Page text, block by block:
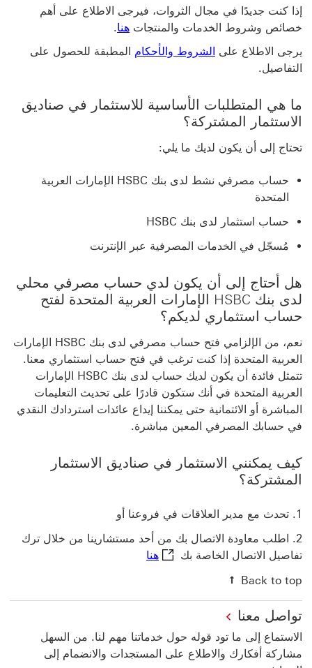
إذا كنت جديدًا في مجال الثروات، فيرجى الاطلاع على أهم
خصائص وشروط الخدمات والمنتجات هنا.
يرجى الاطلاع على الشروط والأحكام المطبقة للحصول على
التفاصيل.
ما هي المتطلبات الأساسية للاستثمار في صناديق
الاستثمار المشتركة؟
تحتاج إلى أن يكون لديك ما يلي:
حساب مصرفي نشط لدى بنك HSBC الإمارات العربية
المتحدة
حساب استثمار لدى بنك HSBC
مُسجّل في الخدمات المصرفية عبر الإنترنت
هل أحتاج إلى أن يكون لدي حساب مصرفي محلي
لدى بنك HSBC الإمارات العربية المتحدة لفتح
حساب استثماري لديكم؟
نعم، من الإلزامي فتح حساب مصرفي لدى بنك HSBC الإمارات
العربية المتحدة إذا كنت ترغب في فتح حساب استثماري معنا.
تتمثل فائدة أن يكون لديك حساب لدى بنك HSBC الإمارات
العربية المتحدة في أنك ستكون قادرًا على تحديث التعليمات
المباشرة أو الائتمانية حتى يمكننا إيداع عائدات استردادك النقدي
في حسابك المصرفي المعين مباشرة.
كيف يمكنني الاستثمار في صناديق الاستثمار
المشتركة؟
تحدث مع مدير العلاقات في فروعنا أو
اطلب معاودة الاتصال بك من أحد مستشارينا من خلال ترك
تفاصيل الاتصال الخاصة بك
هنا
Back to top
تواصل معنا
الاستماع إلى ما تود قوله حول خدماتنا مهم لنا. من السهل
مشاركة أفكارك والاطلاع على المستجدات والانضمام إلى